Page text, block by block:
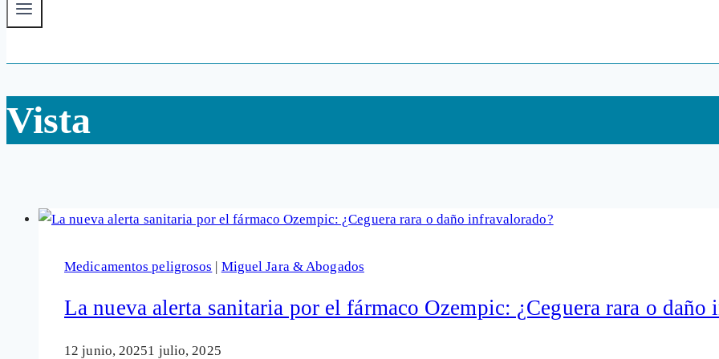
Vista
Medicamentos peligrosos | Miguel Jara & Abogados
La nueva alerta sanitaria por el fármaco Ozempic: ¿Ceguera rara o daño
12 junio, 20251 julio, 2025